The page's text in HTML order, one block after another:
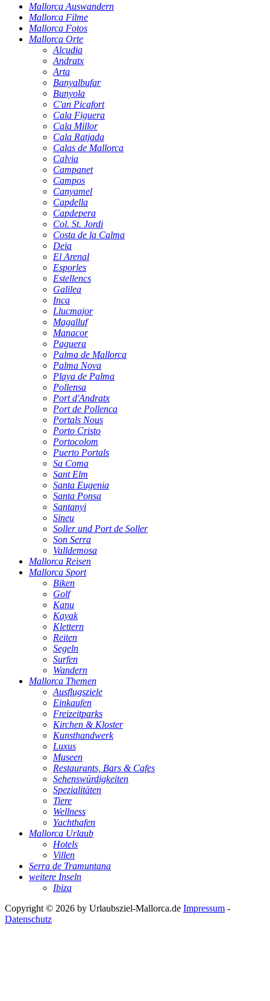
Mallorca Auswandern
Mallorca Filme
Mallorca Fotos
Mallorca Orte
Alcudia
Andratx
Arta
Banyalbufar
Bunyola
C'an Picafort
Cala Figuera
Cala Millor
Cala Ratjada
Calas de Mallorca
Calvia
Campanet
Campos
Canyamel
Capdella
Capdepera
Col. St. Jordi
Costa de la Calma
Deia
El Arenal
Esporles
Estellencs
Galilea
Inca
Llucmajor
Magalluf
Manacor
Paguera
Palma de Mallorca
Palma Nova
Playa de Palma
Pollensa
Port d'Andratx
Port de Pollenca
Portals Nous
Porto Cristo
Portocolom
Puerto Portals
Sa Coma
Sant Elm
Santa Eugenia
Santa Ponsa
Santanyi
Sineu
Soller und Port de Soller
Son Serra
Valldemosa
Mallorca Reisen
Mallorca Sport
Biken
Golf
Kanu
Kayak
Klettern
Reiten
Segeln
Surfen
Wandern
Mallorca Themen
Ausflugsziele
Einkaufen
Freizeitparks
Kirchen & Kloster
Kunsthandwerk
Luxus
Museen
Restaurants, Bars & Cafes
Sehenswürdigkeiten
Spezialitäten
Tiere
Wellness
Yachthafen
Mallorca Urlaub
Hotels
Villen
Serra de Tramuntana
weitere Inseln
Ibiza
Copyright © 2026 by Urlaubsziel-Mallorca.de Impressum -
Datenschutz